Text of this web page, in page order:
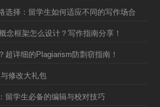
选择：留学生如何适应不同的写作场合
念框架怎么设计？写作指南分享！
超详细的Plagiarism防剽窃指南！
修改大礼包
留学生必备的编辑与校对技巧